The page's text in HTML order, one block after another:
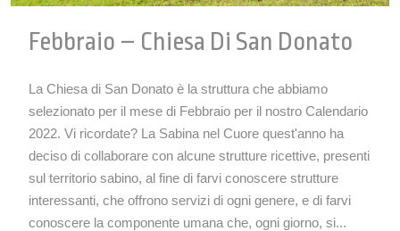
Febbraio – Chiesa Di San Donato
La Chiesa di San Donato è la struttura che abbiamo
selezionato per il mese di Febbraio per il nostro Calendario
2022. Vi ricordate? La Sabina nel Cuore quest'anno ha
deciso di collaborare con alcune strutture ricettive, presenti
sul territorio sabino, al fine di farvi conoscere strutture
interessanti, che offrono servizi di ogni genere, e di farvi
conoscere la componente umana che, ogni giorno, si...